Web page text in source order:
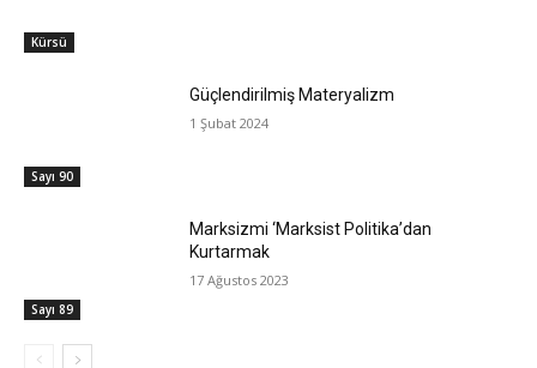
Kürsü
Sayı 90
Güçlendirilmiş Materyalizm
1 Şubat 2024
Sayı 89
Marksizmi ‘Marksist Politika’dan
Kurtarmak
17 Ağustos 2023